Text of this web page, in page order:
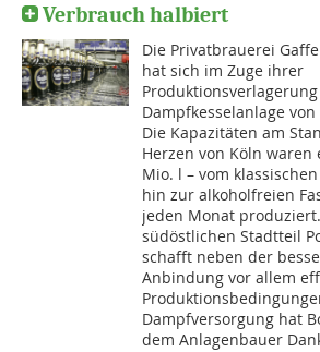
Verbrauch halbiert
Die Privatbrauerei
hat sich im Zuge ihrer
Dampfkesselanlage
Die Kapazitäten am
Herzen von Köln waren
Mio. l – vom
hin zur alkoholfreien
jeden Monat
südöstlichen Stadtteil
schafft neben der
Anbindung vor allem
Dampfversorgung hat
dem Anlagenbauer